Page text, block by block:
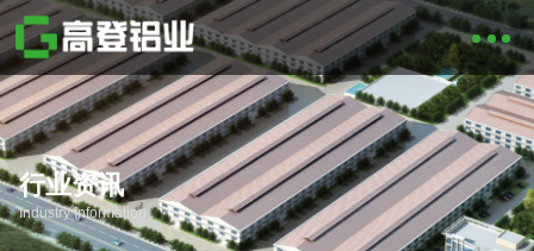
行业资讯
Industry Information